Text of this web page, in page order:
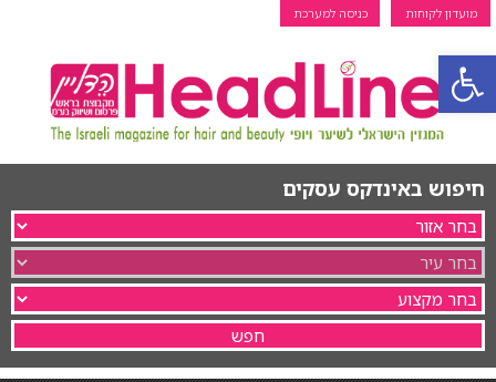
פתח סרגל נגישות
מועדון לקוחות כניסה למערכת
חיפוש באינדקס עסקים